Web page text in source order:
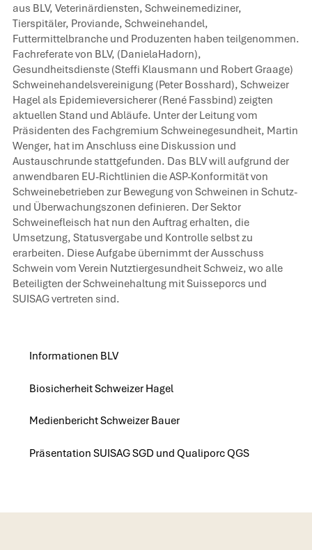
aus BLV, Veterinärdiensten, Schweinemediziner,
Tierspitäler, Proviande, Schweinehandel,
Futtermittelbranche und Produzenten haben teilgenommen.
Fachreferate von BLV, (DanielaHadorn),
Gesundheitsdienste (Steffi Klausmann und Robert Graage)
Schweinehandelsvereinigung (Peter Bosshard), Schweizer
Hagel als Epidemieversicherer (René Fassbind) zeigten
aktuellen Stand und Abläufe. Unter der Leitung vom
Präsidenten des Fachgremium Schweinegesundheit, Martin
Wenger, hat im Anschluss eine Diskussion und
Austauschrunde stattgefunden. Das BLV will aufgrund der
anwendbaren EU-Richtlinien die ASP-Konformität von
Schweinebetrieben zur Bewegung von Schweinen in Schutz-
und Überwachungszonen definieren. Der Sektor
Schweinefleisch hat nun den Auftrag erhalten, die
Umsetzung, Statusvergabe und Kontrolle selbst zu
erarbeiten. Diese Aufgabe übernimmt der Ausschuss
Schwein vom Verein Nutztiergesundheit Schweiz, wo alle
Beteiligten der Schweinehaltung mit Suisseporcs und
SUISAG vertreten sind.
Informationen BLV
Biosicherheit Schweizer Hagel
Medienbericht Schweizer Bauer
Präsentation SUISAG SGD und Qualiporc QGS